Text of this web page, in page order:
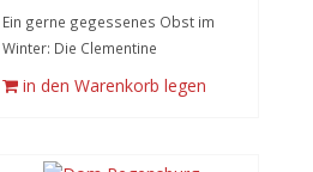
Ein gerne gegessenes Obst im
Winter: Die Clementine
in den Warenkorb legen